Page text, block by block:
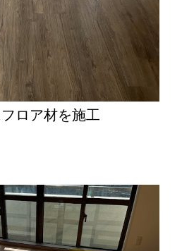
ロア材を施工